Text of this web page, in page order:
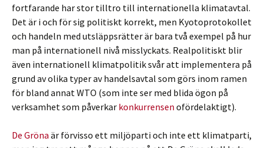
fortfarande har stor tilltro till internationella klimatavtal.
Det är i och för sig politiskt korrekt, men Kyotoprotokollet
och handeln med utsläppsrätter är bara två exempel på hur
man på internationell nivå misslyckats. Realpolitiskt blir
även internationell klimatpolitik svår att implementera på
grund av olika typer av handelsavtal som görs inom ramen
för bland annat WTO (som inte ser med blida ögon på
verksamhet som påverkar konkurrensen ofördelaktigt).
De Gröna är förvisso ett miljöparti och inte ett klimatparti,